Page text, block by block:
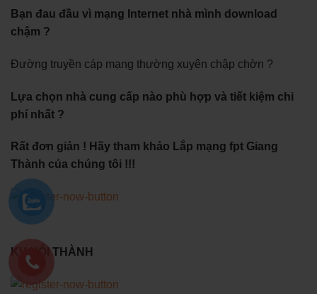
Bạn đau đầu vì mạng Internet nhà mình download
chậm ?
Đường truyền cáp mạng thường xuyên chập chờn ?
Lựa chọn nhà cung cấp nào phù hợp và tiết kiệm chi
phí nhất ?
Rất đơn giản ! Hãy tham khảo Lắp mạng fpt Giang
Thành của chúng tôi !!!
KV NỘI THÀNH